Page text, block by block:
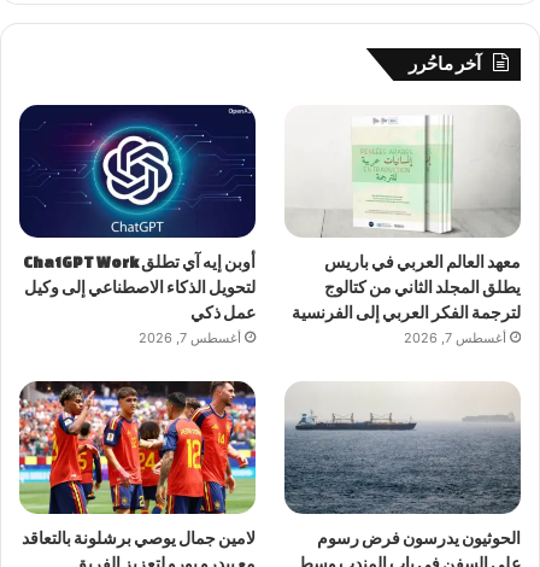
آخر ماحُرر
معهد العالم العربي في باريس
يطلق المجلد الثاني من كتالوج
لترجمة الفكر العربي إلى الفرنسية
أغسطس 7, 2026
أوبن إيه آي تطلق ChatGPT Work
لتحويل الذكاء الاصطناعي إلى وكيل
عمل ذكي
أغسطس 7, 2026
الحوثيون يدرسون فرض رسوم
لامين جمال يوصي برشلونة بالتعاقد